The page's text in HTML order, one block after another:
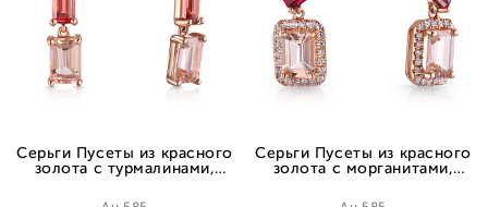
Серьги Пусеты из красного
золота с турмалинами,
бриллиантами
Серьги Пусеты из красного
золота с морганитами,
бриллиантами